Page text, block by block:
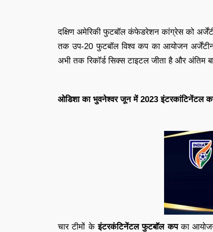
दक्षिण अमेरिकी फुटबॉल कंफेडरेशन कांग्रेस को
तक उप-20 फुटबॉल विश्व कप का आयोजन
अभी तक रिकॉर्ड सिक्स टाइटल जीता है और अंतिम
ओडिशा का भुवनेश्वर जून में 2023 इंटरकांटिनेंटल
चार टीमों केइंटरकंटिनेंटल फुटबॉल कपका